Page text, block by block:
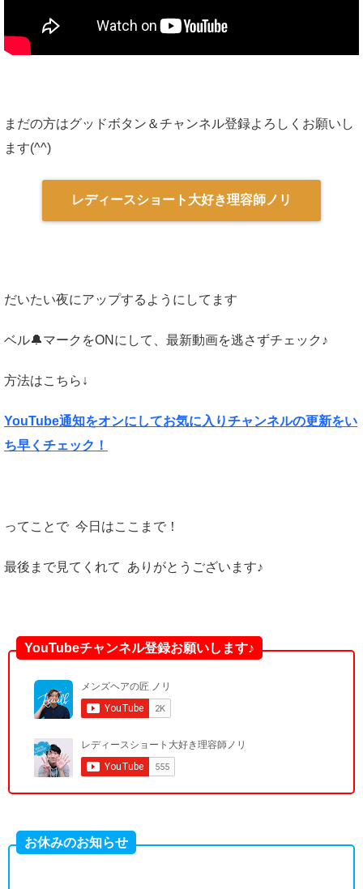
まだの方はグッドボタン＆チャンネル登録よろしくお願いし
ます(^^)
レディースショート大好き理容師ノリ
だいたい夜にアップするようにしてます
ベル🔔マークをONにして、最新動画を逃さずチェック♪
方法はこちら↓
YouTube通知をオンにしてお気に入りチャンネルの更新をい
ち早くチェック！
ってことで 今日はここまで！
最後まで見てくれて ありがとうございます♪
YouTubeチャンネル登録お願いします♪
お休みのお知らせ